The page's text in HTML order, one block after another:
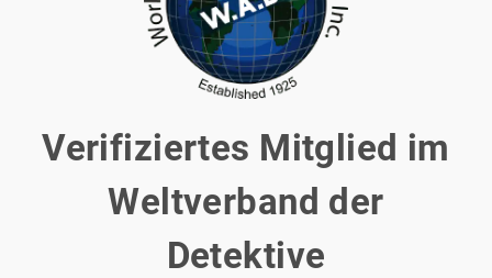
Verifiziertes Mitglied im
Weltverband der
Detektive